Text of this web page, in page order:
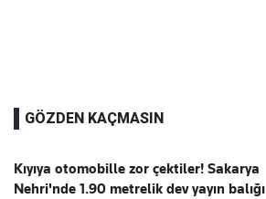
GÖZDEN KAÇMASIN
Kıyıya otomobille zor çektiler! Sakarya
Nehri'nde 1.90 metrelik dev yayın balığı